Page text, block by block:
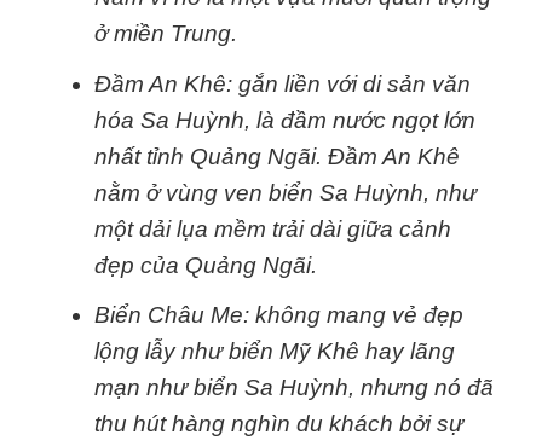
ở miền Trung.
Đầm An Khê: gắn liền với di sản văn
hóa Sa Huỳnh, là đầm nước ngọt lớn
nhất tỉnh Quảng Ngãi. Đầm An Khê
nằm ở vùng ven biển Sa Huỳnh, như
một dải lụa mềm trải dài giữa cảnh
đẹp của Quảng Ngãi.
Biển Châu Me: không mang vẻ đẹp
lộng lẫy như biển Mỹ Khê hay lãng
mạn như biển Sa Huỳnh, nhưng nó đã
thu hút hàng nghìn du khách bởi sự